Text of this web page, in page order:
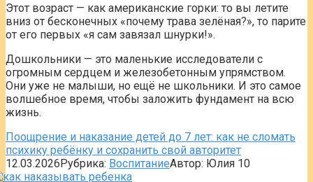
Этот возраст — как американские горки: то вы летите
вниз от бесконечных «почему трава зелёная?», то парите
от его первых «я сам завязал шнурки!».
Дошкольники — это маленькие исследователи с
огромным сердцем и железобетонным упрямством.
Они уже не малыши, но ещё не школьники. И это самое
волшебное время, чтобы заложить фундамент на всю
жизнь.
Поощрение и наказание детей до 7 лет: как не сломать
психику ребёнку и сохранить свой авторитет
12.03.2026Рубрика: ВоспитаниеАвтор: Юлия 10